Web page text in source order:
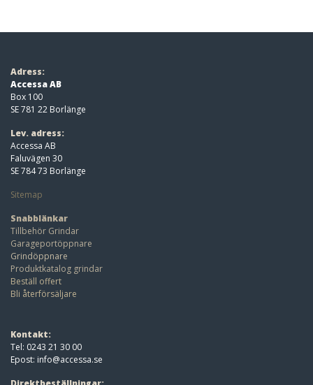
Adress:
Accessa AB
Box 100
SE 781 22 Borlänge
Lev. adress:
Accessa AB
Faluvägen 30
SE 784 73 Borlänge
Sitemap
Snabblänkar
Tillbehör Grindar
Garageportöppnare
Grindöppnare
Produktkatalog grindar
Beställ offert
Bli återförsäljare
Kontakt:
Tel: 0243 21 30 00
Epost: info@accessa.se